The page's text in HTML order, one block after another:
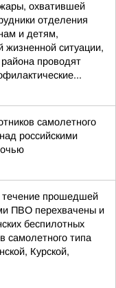
охватившей
отделения
и детям,
жизненной ситуации,
проводят
самолетного
российскими
прошедшей
ПВО перехвачены и
беспилотных
самолетного типа
Курской,